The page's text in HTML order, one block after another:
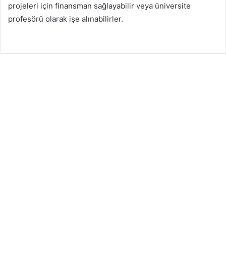
projeleri için finansman sağlayabilir veya üniversite
profesörü olarak işe alınabilirler.